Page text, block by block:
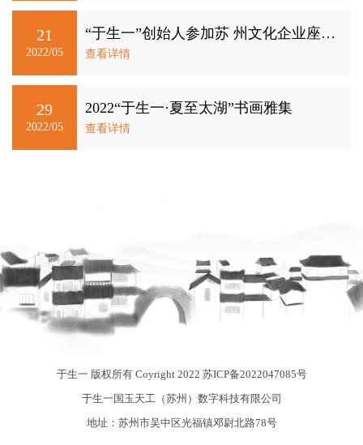
21
2022/05
“于生一”创始人参加苏 州文化企业座谈会
查看详情
29
2022/05
2022“于生一·夏至太湖”书画雅集
查看详情
于生一 版权所有 Coyright 2022 苏ICP备2022047085号
于生一国玉天工（苏州）数字科技有限公司
地址：苏州市吴中区光福镇邓尉北路78号